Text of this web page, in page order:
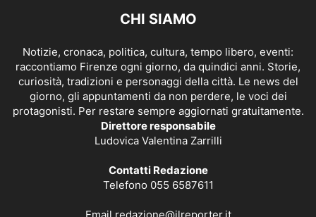
CHI SIAMO
Notizie, cronaca, politica, cultura, tempo libero, eventi:
raccontiamo Firenze ogni giorno, da quindici anni. Storie,
curiosità, tradizioni e personaggi della città. Le news del
giorno, gli appuntamenti da non perdere, le voci dei
protagonisti. Per restare sempre aggiornati gratuitamente.
Direttore responsabile
Ludovica Valentina Zarrilli
Contatti Redazione
Telefono 055 6587611